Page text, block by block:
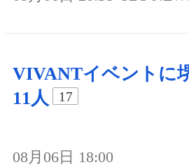
VIVANTイベントに
11人
17
08月06日 18:00